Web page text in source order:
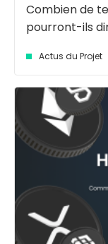
Combien de
pourront-ils
Actus du Projet